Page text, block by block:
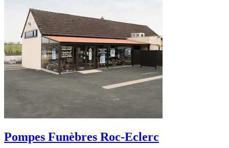
Pompes Funèbres Roc-Eclerc